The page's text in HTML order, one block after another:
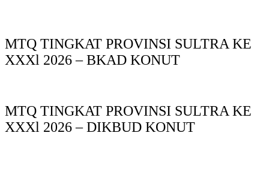
MTQ TINGKAT PROVINSI SULTRA KE
XXXl 2026 – BKAD KONUT
MTQ TINGKAT PROVINSI SULTRA KE
XXXl 2026 – DIKBUD KONUT